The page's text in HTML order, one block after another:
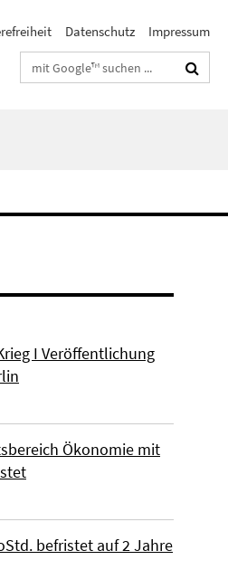
Datenschutz
Impressum
Suchbegriffe
I Veröffentlichung
Ökonomie mit
befristet auf 2 Jahre